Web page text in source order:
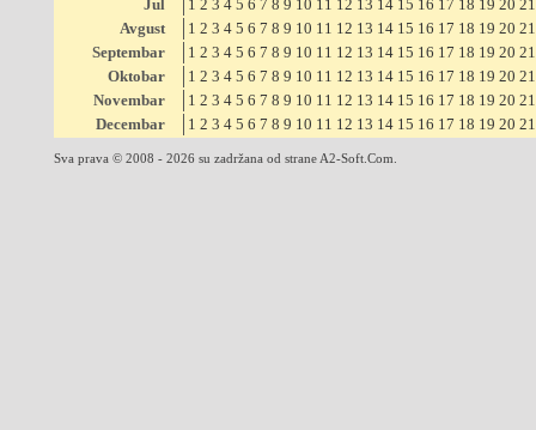
Jul
1 2 3 4 5 6 7 8 9 10 11 12 13 14 15 16 17 18 19 20 21
Avgust
1 2 3 4 5 6 7 8 9 10 11 12 13 14 15 16 17 18 19 20 21
Septembar
1 2 3 4 5 6 7 8 9 10 11 12 13 14 15 16 17 18 19 20 21
Oktobar
1 2 3 4 5 6 7 8 9 10 11 12 13 14 15 16 17 18 19 20 21
Novembar
1 2 3 4 5 6 7 8 9 10 11 12 13 14 15 16 17 18 19 20 21
Decembar
1 2 3 4 5 6 7 8 9 10 11 12 13 14 15 16 17 18 19 20 21
Sva prava © 2008 - 2026 su zadržana od strane A2-Soft.Com.